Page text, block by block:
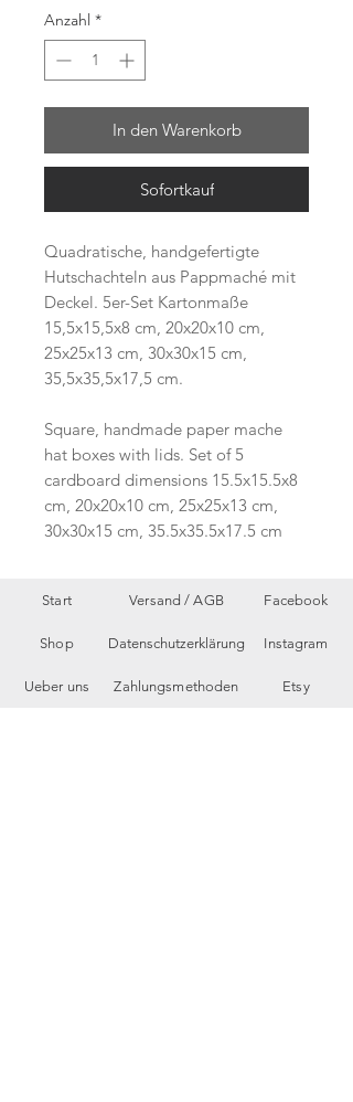
Anzahl *
In den Warenkorb
Sofortkauf
Quadratische, handgefertigte
Hutschachteln aus Pappmaché mit
Deckel. 5er-Set Kartonmaße
15,5x15,5x8 cm, 20x20x10 cm,
25x25x13 cm, 30x30x15 cm,
35,5x35,5x17,5 cm.
Square, handmade paper mache
hat boxes with lids. Set of 5
cardboard dimensions 15.5x15.5x8
cm, 20x20x10 cm, 25x25x13 cm,
30x30x15 cm, 35.5x35.5x17.5 cm
Start
Shop
Ueber uns
Versand /AGB
Datenschutzerklärung
Zahlungsmethoden
Facebook
Instagram
Etsy